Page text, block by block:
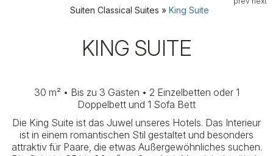
Suiten Classical Suites » King Suite
KING SUITE
30 m² • Bis zu 3 Gästen • 2 Einzelbetten oder 1
Doppelbett und 1 Sofa Bett
Die King Suite ist das Juwel unseres Hotels. Das Interieur
ist in einem romantischen Stil gestaltet und besonders
attraktiv für Paare, die etwas Außergewöhnliches suchen.